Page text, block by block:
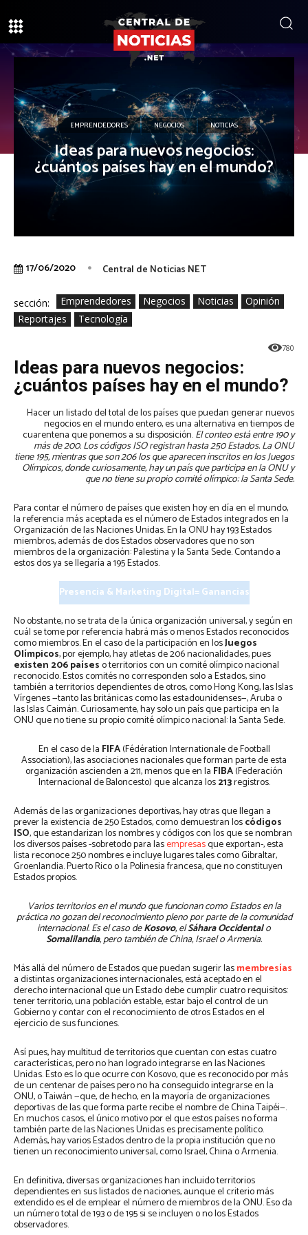
EMPRENDEDORES NEGOCIOS NOTICIAS
Ideas para nuevos negocios:
¿cuántos países hay en el mundo?
17/06/2020 Central de Noticias NET
sección: Emprendedores Negocios Noticias
Opinión
Reportajes
Tecnología
780
Ideas para nuevos negocios:
¿cuántos países hay en el mundo?
Hacer un listado del total de los países que puedan generar nuevos
negocios en el mundo entero, es una alternativa en tiempos de
cuarentena que ponemos a su disposición.El conteo está entre 190 y
más de 200. Los códigos ISO registran hasta 250 Estados. La ONU
tiene 195, mientras que son 206 los que aparecen inscritos en los Juegos
Olímpicos, donde curiosamente, hay un país que participa en la ONU y
que no tiene su propio comité olímpico: la Santa Sede.
Para contar el número de países que existen hoy en día en el mundo,
la referencia más aceptada es el número de Estados integrados en la
Organización de las Naciones Unidas. En la ONU hay 193 Estados
miembros, además de dos Estados observadores que no son
miembros de la organización: Palestina y la Santa Sede. Contando a
estos dos ya se llegaría a 195 Estados.
Presencia & Marketing Digital= Ganancias
No obstante, no se trata de la única organización universal, y según en
cuál se tome por referencia habrá más o menos Estados reconocidos
como miembros. En el caso de la participación en losJuegos
Olímpicos, por ejemplo, hay atletas de 206 nacionalidades, pues
existen 206 paíseso territorios con un comité olímpico nacional
reconocido. Estos comités no corresponden solo a Estados, sino
también a territorios dependientes de otros, como Hong Kong, las Islas
Vírgenes —tanto las británicas como las estadounidenses—, Aruba o
las Islas Caimán. Curiosamente, hay solo un país que participa en la
ONU que no tiene su propio comité olímpico nacional: la Santa Sede.
En el caso de la FIFA(Fédération Internationale de Football
Association), las asociaciones nacionales que forman parte de esta
organización ascienden a 211, menos que en la FIBA(Federación
Internacional de Baloncesto) que alcanza los213registros.
Además de las organizaciones deportivas, hay otras que llegan a
prever la existencia de 250 Estados, como demuestran loscódigos
ISO, que estandarizan los nombres y códigos con los que se nombran
los diversos países -sobretodo para lasempresasque exportan-, esta
lista reconoce 250 nombres e incluye lugares tales como Gibraltar,
Groenlandia. Puerto Rico o la Polinesia francesa, que no constituyen
Estados propios.
Varios territorios en el mundo que funcionan como Estados en la
práctica no gozan del reconocimiento pleno por parte de la comunidad
internacional. Es el caso deKosovo, elSáhara Occidentalo
Somalilandia, pero también de China, Israel o Armenia.
Más allá del número de Estados que puedan sugerir lasmembresías
a distintas organizaciones internacionales, está aceptado en el
derecho internacional que un Estado debe cumplir cuatro requisitos:
tener territorio, una población estable, estar bajo el control de un
Gobierno y contar con el reconocimiento de otros Estados en el
ejercicio de sus funciones.
Así pues, hay multitud de territorios que cuentan con estas cuatro
características, pero no han logrado integrarse en las Naciones
Unidas. Esto es lo que ocurre con Kosovo, que es reconocido por más
de un centenar de países pero no ha conseguido integrarse en la
ONU, o Taiwán —que, de hecho, en la mayoría de organizaciones
deportivas de las que forma parte recibe el nombre de China Taipéi—.
En muchos casos, el único motivo por el que estos países no forma
también parte de las Naciones Unidas es precisamente político.
Además, hay varios Estados dentro de la propia institución que no
tienen un reconocimiento universal, como Israel, China o Armenia.
En definitiva, diversas organizaciones han incluido territorios
dependientes en sus listados de naciones, aunque el criterio más
extendido es el de emplear el número de miembros de la ONU. Eso da
un número total de 193 o de 195 si se incluyen o no los Estados
observadores.